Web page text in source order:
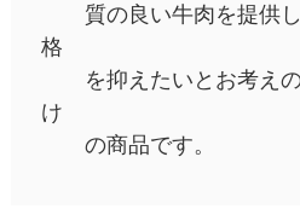
質の良い牛肉を提供し
格
を抑えたいとお考えの
け
の商品です。